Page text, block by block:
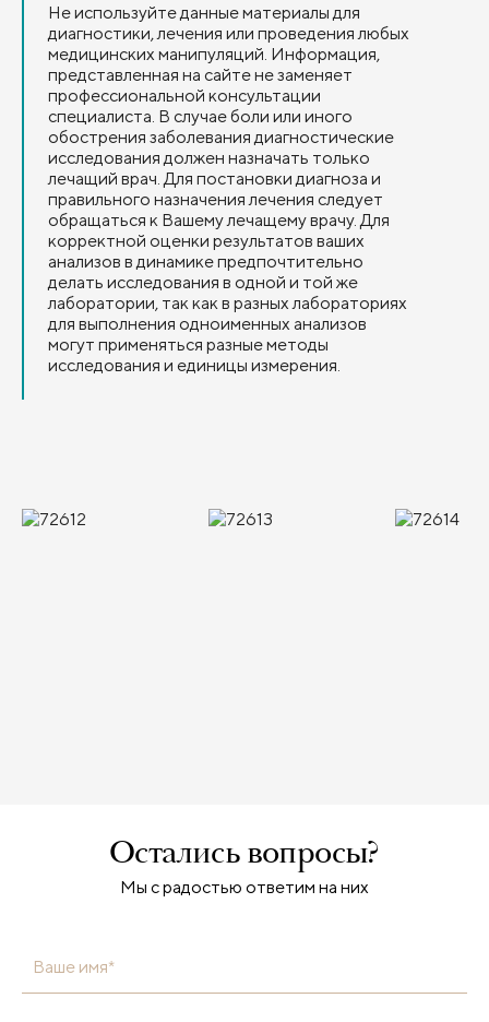
Не используйте данные материалы для
диагностики, лечения или проведения любых
медицинских манипуляций. Информация,
представленная на сайте не заменяет
профессиональной консультации
специалиста. В случае боли или иного
обострения заболевания диагностические
исследования должен назначать только
лечащий врач. Для постановки диагноза и
правильного назначения лечения следует
обращаться к Вашему лечащему врачу. Для
корректной оценки результатов ваших
анализов в динамике предпочтительно
делать исследования в одной и той же
лаборатории, так как в разных лабораториях
для выполнения одноименных анализов
могут применяться разные методы
исследования и единицы измерения.
Остались вопросы?
Мы с радостью ответим на них
Ваше имя*